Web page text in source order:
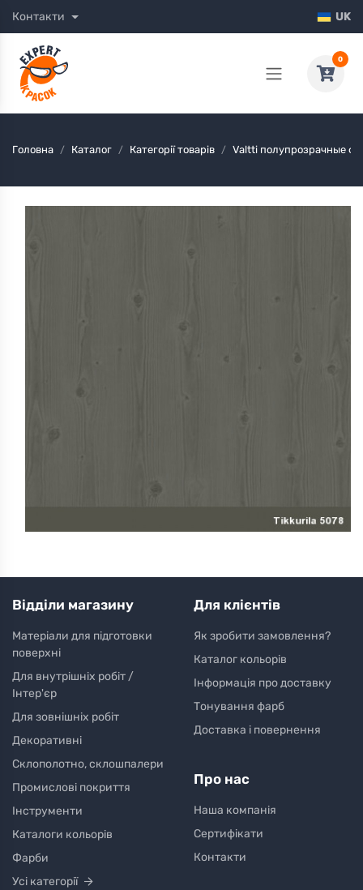
Контакти UK
0
Головна Каталог Категорії товарів Valtti полупрозрачные
Відділи магазину
Матеріали для підготовки
поверхні
Для внутрішніх робіт /
Інтер'єр
Для зовнішніх робіт
Декоративні
Склополотно, склошпалери
Промислові покриття
Інструменти
Каталоги кольорів
Фарби
Усі категорії
Для клієнтів
Як зробити замовлення?
Каталог кольорів
Інформація про доставку
Тонування фарб
Доставка і повернення
Про нас
Наша компанія
Сертифікати
Контакти